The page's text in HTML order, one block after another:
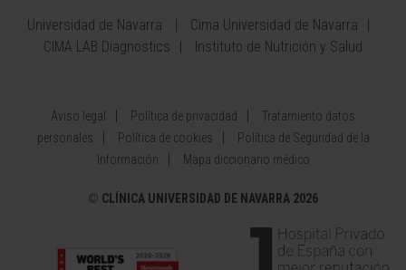
Universidad de Navarra
Cima Universidad de Navarra
CIMA LAB Diagnostics
Instituto de Nutrición y Salud
Aviso legal Política de privacidad
Tratamiento datos
personales
Política de cookies
Política de Seguridad de la
Información
Mapa diccionario médico
© CLÍNICA UNIVERSIDAD DE NAVARRA 2026